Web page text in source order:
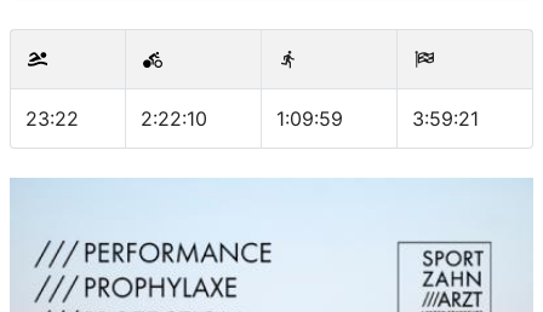
23:22 2:22:10 1:09:59 3:59:21